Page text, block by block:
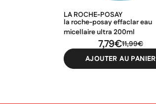
LA ROCHE-POSAY
la roche-posay effaclar eau
micellaire ultra 200ml
11,99€
7,79€
AJOUTER AU PANIER